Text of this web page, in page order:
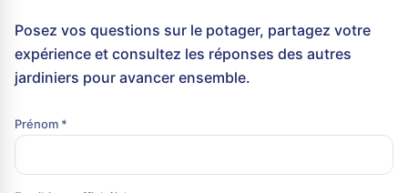
Posez vos questions sur le potager, partagez votre
expérience et consultez les réponses des autres
jardiniers pour avancer ensemble.
Prénom *